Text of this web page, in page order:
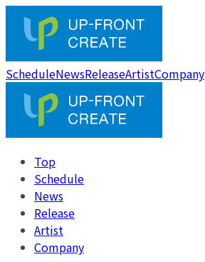
ScheduleNewsReleaseArtistCompany
Top
Schedule
News
Release
Artist
Company